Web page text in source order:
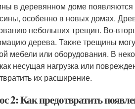
в деревянном доме появляются
особенно в новых домах.
небольших трещин. Во-
дерева. Также трещины
мебели или оборудования. В
несущая нагрузка или
их расширение.
2: Как предотвратить